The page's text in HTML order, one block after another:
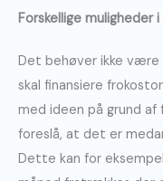
Forskellige muligheder
Det behøver ikke være
skal finansiere
med ideen på grund af
foreslå, at det er
Dette kan for